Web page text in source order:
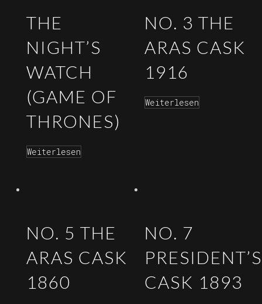
THE
NIGHT’S
WATCH
(GAME OF
THRONES)
Weiterlesen
NO. 3 THE
ARAS CASK
1916
Weiterlesen
NO. 5 THE
ARAS CASK
1860
NO. 7
PRESIDENT’S
CASK 1893